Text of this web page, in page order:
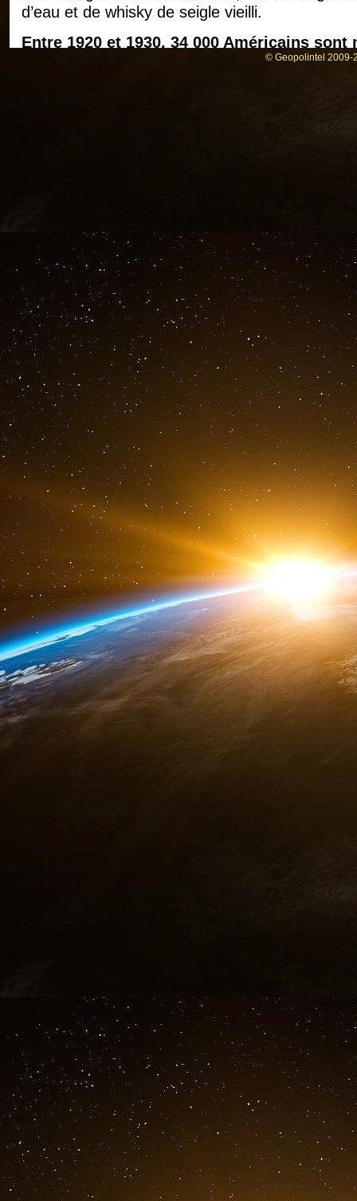
d’eau et de whisky de seigle vieilli.
Entre 1920 et 1930, 34 000 Américains
du crime organisé à l’échelle nationale.
Rothstein se vit confier la tâche de «
des syndicats sur la côte Est avec l’aide
Lansky et « Bugs » Siegel.
Murder, Inc.
régulation chargée de surveiller les
s’opposer au syndicat et de nuire aux ventes
Après la mort soudaine de Rothstein en
syndicat à Cleveland. Le troisième point à
après la Prohibition. Torrio proposa le trafic
se rendirent à Shanghai et à Hong Kong
vers les États-Unis, négociant avec des
de la part du « monde des affaires »
visant à étendre le trafic d’héroïne de
Les Bronfman ont fondé la société Atlas
contrebande vers les îles françaises de Saint-
des côtes de Terre-Neuve. Depuis les
Belize, la société Atlas Shipping a été
l’un
de transfert d’argent et de drogue entre le
Grâce à l’aide considérable de Bronfman,
mondial s’est consacrée au transfert, au
la drogue.De la Hong Kong & Shanghai
passant par les plus grandes banques des
de Suisse, le système tournait autour de
Avec l’abrogation de la Prohibition et la
Hirsch et consorts prirent « M. Sam », le
transformèrent en une étoile montante du
En 1934, Sam fut nommé président du
En 1939, il fut nommé à la tête de
La Canadian Pacific Corporation invita Sam
pour les Juifs d’Europe de l’Est. Il devint
Seconde Guerre mondiale, Sam fonda la
Israéliens et des Juifs.
Les entreprises « légitimes » dans
étroitement liées à des sociétés contrôlées
© Geopolintel 2009-